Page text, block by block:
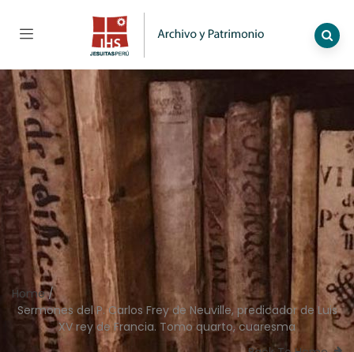
Home/
Sermones del P. Carlos Frey de Neuville, predicador de Luis
XV rey de Francia. Tomo quarto, cuaresma